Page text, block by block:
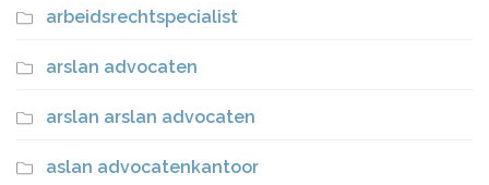
arbeidsrechtspecialist
arslan advocaten
arslan arslan advocaten
aslan advocatenkantoor